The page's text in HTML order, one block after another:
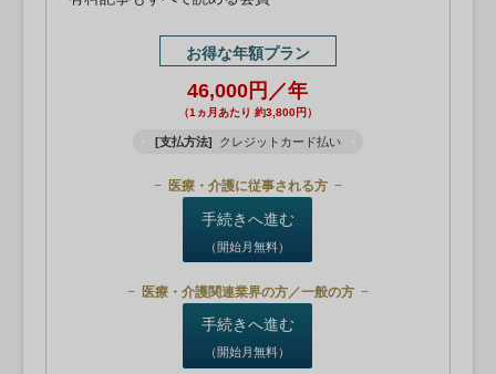
お得な年額プラン
46,000円／年
（1ヵ月あたり 約3,800円）
[支払方法] クレジットカード払い
医療・介護に従事される方
手続きへ進む
（開始月無料）
医療・介護関連業界の方／一般の方
手続きへ進む
（開始月無料）